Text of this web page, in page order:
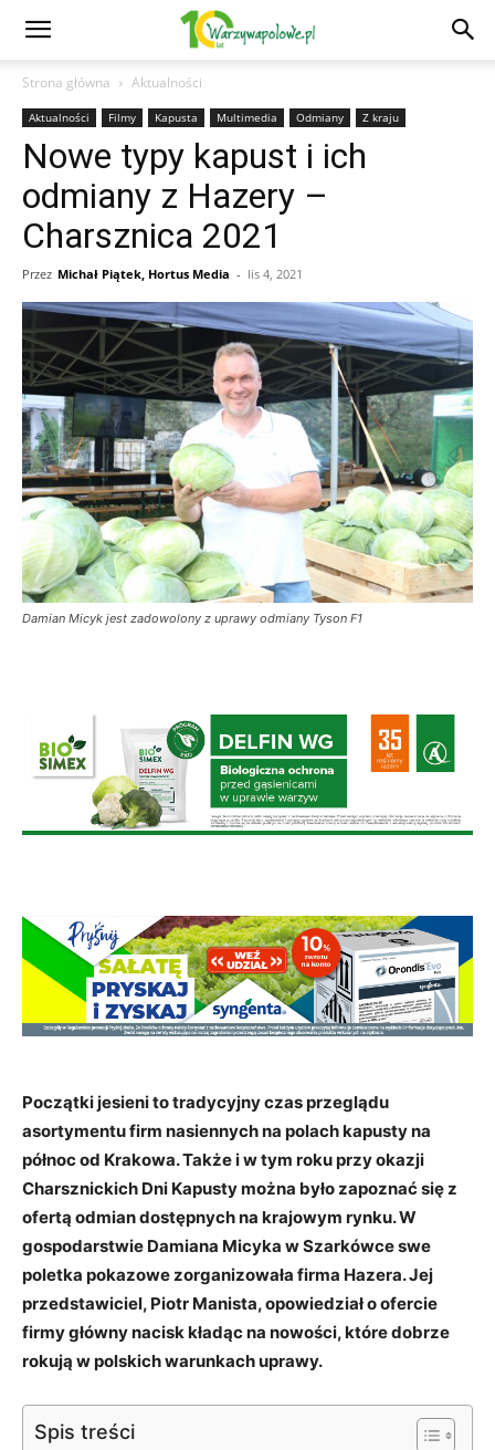
Strona główna Aktualności
Aktualności Filmy Kapusta Multimedia Odmiany Z kraju
Nowe typy kapust i ich
odmiany z Hazery –
Charsznica 2021
Przez Michał Piątek, Hortus Media - lis 4, 2021
Damian Micyk jest zadowolony z uprawy odmiany Tyson F1
Początki jesieni to tradycyjny czas przeglądu
asortymentu firm nasiennych na polach kapusty na
północ od Krakowa. Także i w tym roku przy okazji
Charsznickich Dni Kapusty można było zapoznać się z
ofertą odmian dostępnych na krajowym rynku. W
gospodarstwie Damiana Micyka w Szarkówce swe
poletka pokazowe zorganizowała firma Hazera. Jej
przedstawiciel, Piotr Manista, opowiedział o ofercie
firmy główny nacisk kładąc na nowości, które dobrze
rokują w polskich warunkach uprawy.
Spis treści